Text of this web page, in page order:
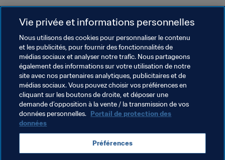
Développement durable
Droits de l'homme et lutte contre
la discrimination
Santé et médical
Initiatives en matière de
formation
Vie privée et informations personnelles
Nous utilisons des cookies pour personnaliser le contenu
et les publicités, pour fournir des fonctionnalités de
médias sociaux et analyser notre trafic. Nous partageons
également des informations sur votre utilisation de notre
site avec nos partenaires analytiques, publicitaires et de
médias sociaux. Vous pouvez choisir vos préférences en
cliquant sur les boutons de droite, et déposer une
demande d’opposition à la vente / la transmission de vos
données personnelles. Portail de protection des
données
Préférences